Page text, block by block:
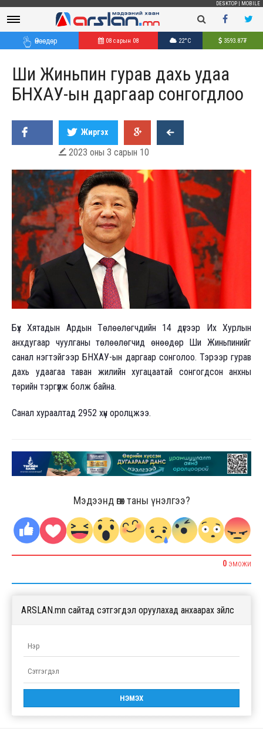
DESKTOP MOBILE
Өнөөдөр 08 сарын 08 22°C 3593.87₮
Ши Жиньпин гурав дахь удаа
БНХАУ-ын даргаар сонгогдлоо
Жиргэх
 2023 оны 3 сарын 10
Бүх Хятадын Ардын Төлөөлөгчдийн 14 дүгээр Их Хурлын
анхдугаар чуулганы төлөөлөгчид өнөөдөр Ши Жиньпинийг
санал нэгтэйгээр БНХАУ-ын даргаар сонголоо. Тэрээр гурав
дахь удаагаа таван жилийн хугацаатай сонгогдсон анхны
төрийн тэргүүлж болж байна.
Санал хураалтад 2952 хүн оролцжээ.
Мэдээнд өгөх таны үнэлгээ?
0 ЭМОЖИ
ARSLAN.mn сайтад сэтгэгдэл оруулахад анхаарах зүйлс